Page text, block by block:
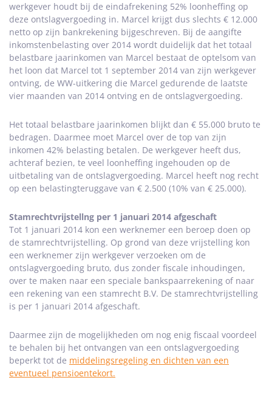
werkgever houdt bij de eindafrekening 52% loonheffing op
deze ontslagvergoeding in. Marcel krijgt dus slechts € 12.000
netto op zijn bankrekening bijgeschreven. Bij de aangifte
inkomstenbelasting over 2014 wordt duidelijk dat het totaal
belastbare jaarinkomen van Marcel bestaat de optelsom van
het loon dat Marcel tot 1 september 2014 van zijn werkgever
ontving, de WW-uitkering die Marcel gedurende de laatste
vier maanden van 2014 ontving en de ontslagvergoeding.
Het totaal belastbare jaarinkomen blijkt dan € 55.000 bruto te
bedragen. Daarmee moet Marcel over de top van zijn
inkomen 42% belasting betalen. De werkgever heeft dus,
achteraf bezien, te veel loonheffing ingehouden op de
uitbetaling van de ontslagvergoeding. Marcel heeft nog recht
op een belastingteruggave van € 2.500 (10% van € 25.000).
Stamrechtvrijstellng per 1 januari 2014 afgeschaft
Tot 1 januari 2014 kon een werknemer een beroep doen op
de stamrechtvrijstelling. Op grond van deze vrijstelling kon
een werknemer zijn werkgever verzoeken om de
ontslagvergoeding bruto, dus zonder fiscale inhoudingen,
over te maken naar een speciale bankspaarrekening of naar
een rekening van een stamrecht B.V. De stamrechtvrijstelling
is per 1 januari 2014 afgeschaft.
Daarmee zijn de mogelijkheden om nog enig fiscaal voordeel
te behalen bij het ontvangen van een ontslagvergoeding
beperkt tot de middelingsregeling en dichten van een
eventueel pensioentekort.